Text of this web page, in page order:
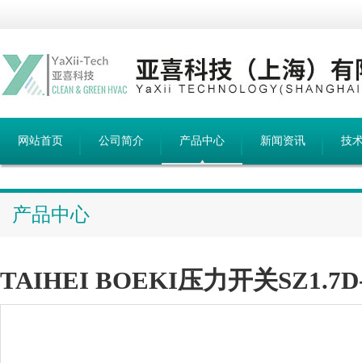
网站首页 公司简介 产品中心 新闻资讯 技
产品中心
TAIHEI BOEKI压力开关